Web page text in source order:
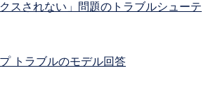
クスされない」問題のトラブルシューテ
トラブルのモデル回答